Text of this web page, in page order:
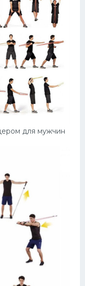
для мужчин